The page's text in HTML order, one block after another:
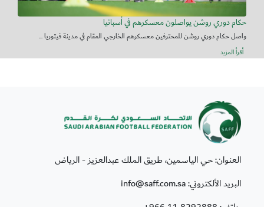
حكام دوري روشن يواصلون معسكرهم في أسبانيا
واصل حكام دوري روشن للمحترفين معسكرهم الخارجي المقام في مدينة فيتوريا ...
أقرأ المزيد
العنوان: حي الياسمين، طريق الملك عبدالعزيز - الرياض
البريد الألكتروني: info@saff.com.sa